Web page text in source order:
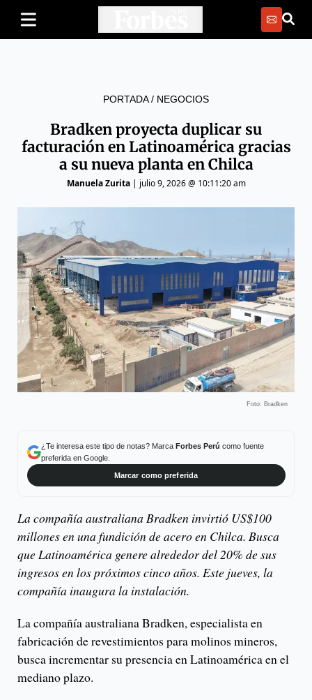
PORTADA/ NEGOCIOS
Bradken proyecta duplicar su
facturación en Latinoamérica gracias
a su nueva planta en Chilca
Manuela Zurita| julio 9, 2026 @ 10:11:20 am
Foto: Bradken
¿Te interesa este tipo de notas? Marca Forbes Perú como fuente
preferida en Google.
Marcar como preferida
La compañía australiana Bradken invirtió US$100
millones en una fundición de acero en Chilca. Busca
que Latinoamérica genere alrededor del 20% de sus
ingresos en los próximos cinco años. Este jueves, la
compañía inaugura la instalación.
La compañía australiana Bradken, especialista en
fabricación de revestimientos para molinos mineros,
busca incrementar su presencia en Latinoamérica en el
mediano plazo.